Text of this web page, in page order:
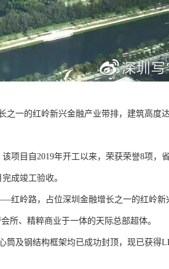
一的红岭新兴金融产业带排，建筑高度
项目自2019年开工以来，荣获荣誉8项，省
成竣工验收。
红岭路，占位深圳金融增长之一的红岭新
所、精粹商业于一体的天际总部超体。
筒及钢结构框架均已成功封顶，现已获得